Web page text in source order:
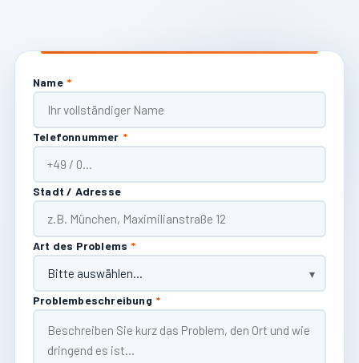
Name *
Telefonnummer *
Stadt / Adresse
Art des Problems *
Problembeschreibung *